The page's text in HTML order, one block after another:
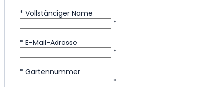
* Vollständiger Name
*
* E-Mail-Adresse
*
* Gartennummer
*